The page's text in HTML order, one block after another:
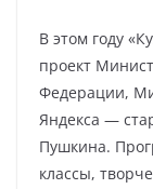
В этом году
проект
Федерации,
Яндекса —
Пушкина.
классы,